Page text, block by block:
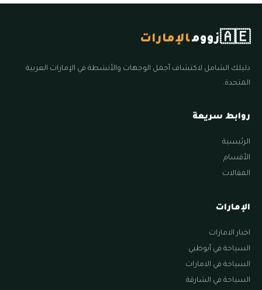
🇦🇪زوومالإمارات
دليلك الشامل لاكتشاف أجمل الوجهات والأنشطة في الإمارات العربية
المتحدة.
روابط سريعة
الرئيسية
الأقسام
المقالات
الإمارات
اخبار الامارات
السياحة في أبوظبي
السياحة في الامارات
السياحة في الشارقة